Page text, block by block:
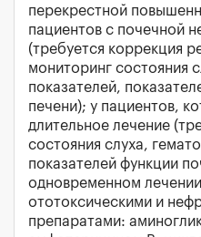
перекрестной
пациентов с почечной
(требуется коррекция
мониторинг состояния
показателей,
печени); у пациентов,
длительное лечение
состояния слуха,
показателей функции
одновременном
ототоксическими и
препаратами: